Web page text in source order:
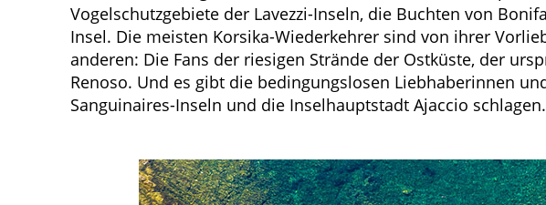
Vogelschutzgebiete der Lavezzi-Inseln, die Buchten von
Insel. Die meisten Korsika-Wiederkehrer sind von ihrer
anderen: Die Fans der riesigen Strände der Ostküste, der
Renoso. Und es gibt die bedingungslosen Liebhaberinnen
Sanguinaires-Inseln und die Inselhauptstadt Ajaccio schlagen.